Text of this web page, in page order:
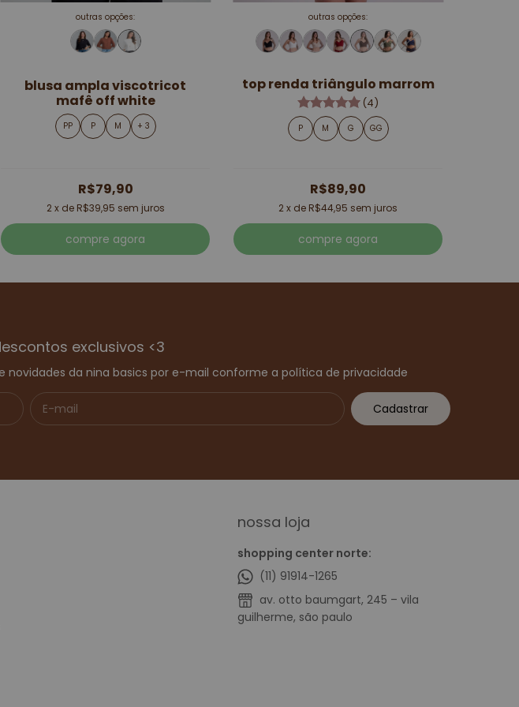
outras opções:
blusa ampla viscotricot
mafê off white
PP P M + 3
R$79,90
2 x de R$39,95 sem juros
compre agora
outras opções:
top renda triângulo marrom
(4)
P M G GG
R$89,90
2x de R$44,95 sem juros
compre agora
exclusivos <3
da nina basics por e-mail conforme a política de privacidade
nossa loja
shopping center norte:
(11) 91914-1265
av. otto baumgart, 245 – vila
guilherme, são paulo